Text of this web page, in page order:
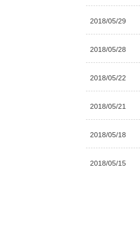
2018/05/29
2018/05/28
2018/05/22
2018/05/21
2018/05/18
2018/05/15